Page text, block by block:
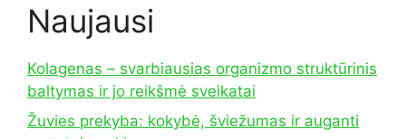
Naujausi
Kolagenas – svarbiausias organizmo struktūrinis
baltymas ir jo reikšmė sveikatai
Žuvies prekyba: kokybė, šviežumas ir auganti